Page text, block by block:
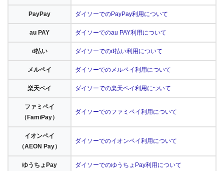
PayPay ダイソーでのPayPay利用について
au PAY ダイソーでのau PAY利用について
d払い ダイソーでのd払い利用について
メルペイ ダイソーでのメルペイ利用について
楽天ペイ ダイソーでの楽天ペイ利用について
ファミペイ
（FamiPay）
ダイソーでのファミペイ利用について
イオンペイ
（AEON Pay）
ダイソーでのイオンペイ利用について
ゆうちょPay ダイソーでのゆうちょPay利用について